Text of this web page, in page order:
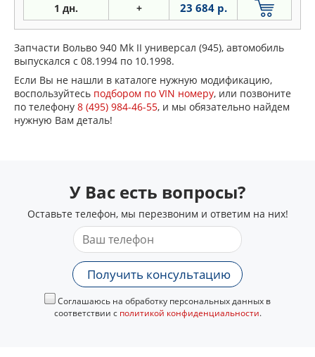
1 дн. + 23 684 р.
Запчасти Вольво 940 Mk II универсал (945), автомобиль
выпускался с 08.1994 по 10.1998.
Если Вы не нашли в каталоге нужную модификацию,
воспользуйтесь подбором по VIN номеру, или позвоните
по телефону 8 (495) 984-46-55, и мы обязательно найдем
нужную Вам деталь!
У Вас есть вопросы?
Оставьте телефон, мы перезвоним и ответим на них!
Получить консультацию
Соглашаюсь на обработку персональных данных в
соответствии с политикой конфиденциальности.